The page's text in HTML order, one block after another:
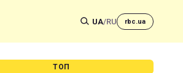
UA/RU rbc.ua
ТОП